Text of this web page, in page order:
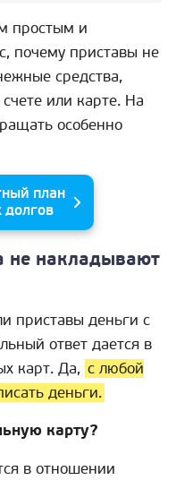
простым и
почему приставы не
средства,
или карте. На
особенно
план
долгов
не накладывают
приставы деньги с
ответ дается в
карт. Да, с любой
деньги.
карту?
в отношении